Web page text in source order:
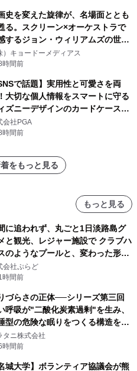
史を変えた旋律が、名場面ととも
る。スクリーン×オーケストラで
するジョン・ウィリアムズの世
ジョン・ウィリアムズ：シネマ・
クタキュラー・コンサート 開催決
）キョードーメディアス
時間前
で話題】実用性と可愛さを両
大切な個人情報をスマートに守る
ズニーデザインのカードケースを
会社PGAが8月7日発売
会社PGA
時間前
をもっと見る
もっと見る
に追われず、丸ごと1日淡路島グ
と観光、レジャー施設で クラブハ
のようなプールと、変わった形の
ナも 「THE BOXY AWAJI」のお
素泊まり連泊プランで
会社ぷらど
時間前
づらさの正体──シリーズ第三回
呼吸が"二酸化炭素過剰"を生み、
型の危険な眠りをつくる構造を解
タニ株式会社
時間前
城大学】ボランティア協議会が熊